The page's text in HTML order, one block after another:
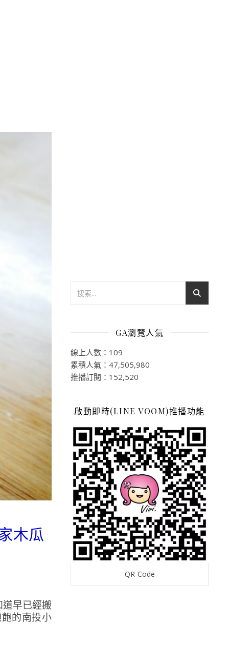
木瓜
早已經搬
的南投小
GA瀏覽人氣
線上人數：109
累積人氣：47,505,980
推播訂閱：152,520
啟動即時(LINE VOOM)推播功能
QR-Code